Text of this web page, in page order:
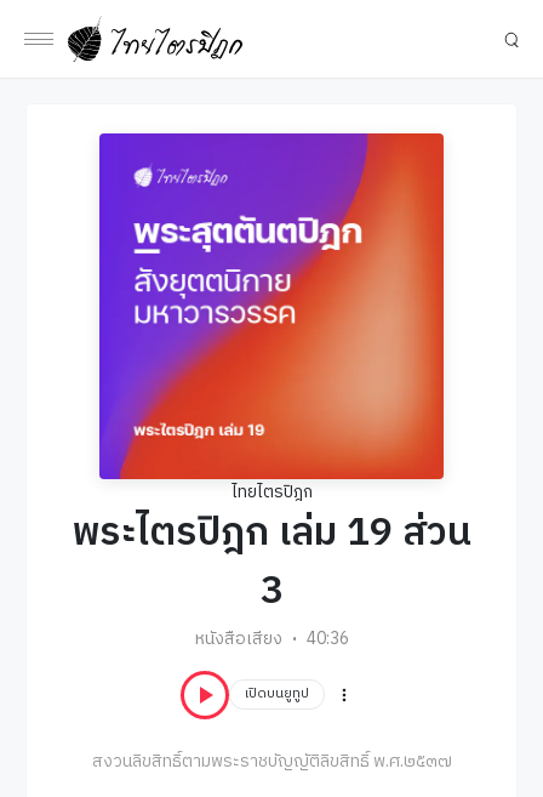
ไทยไตรปิฎก
พระไตรปิฎก เล่ม 19 ส่วน
3
หนังสือเสียง 40:36
เปิดบนยูทูป
สงวนลิขสิทธิ์ตามพระราชบัญญัติลิขสิทธิ์ พ.ศ.๒๕๓๗